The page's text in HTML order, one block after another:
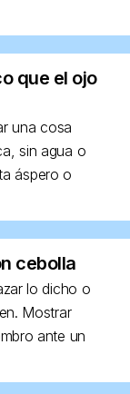
que el ojo
una cosa
sin agua o
áspero o
cebolla
lo dicho o
Mostrar
ante un